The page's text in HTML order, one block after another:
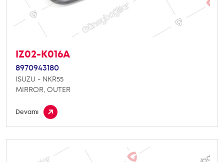
IZ02-K016A
8970943180
ISUZU - NKR55
MIRROR, OUTER
Devamı